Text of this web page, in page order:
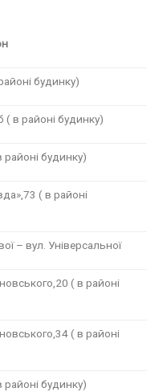
будинку)
в районі будинку)
будинку)
( в районі
– вул. Універсальної
( в районі
( в районі
будинку)